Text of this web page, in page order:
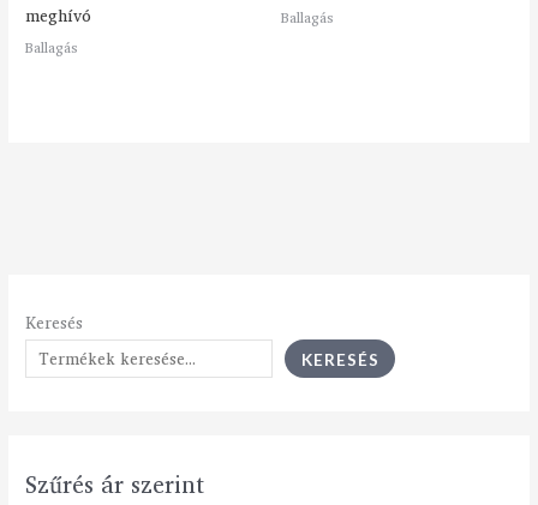
Keresés
KERESÉS
Szűrés ár szerint
meghívó
Ballagás
Ballagás